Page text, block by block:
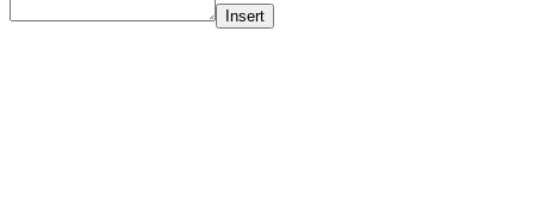
Insert